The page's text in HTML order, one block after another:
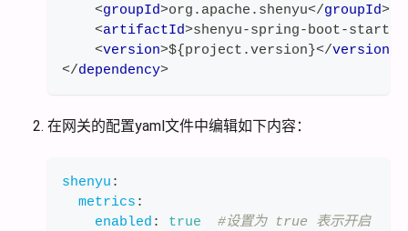
<groupId>org.apache.shenyu</groupId>
<artifactId>shenyu-spring-boot-
<version>${project.version}</version
</dependency>
在网关的配置yaml文件中编辑如下内容：
shenyu :
metrics :
enabled : true
#设置为 true 表示开启